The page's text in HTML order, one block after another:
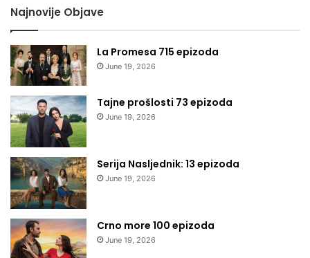
Najnovije Objave
La Promesa 715 epizoda
June 19, 2026
Tajne prošlosti 73 epizoda
June 19, 2026
Serija Nasljednik: 13 epizoda
June 19, 2026
Crno more 100 epizoda
June 19, 2026